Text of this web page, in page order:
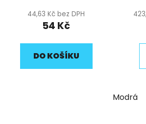
44,63 Kč bez DPH
54 Kč
DO KOŠÍKU
Modrá